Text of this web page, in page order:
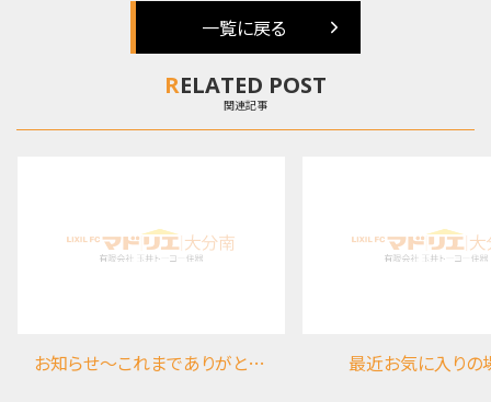
一覧に戻る
RELATED POST
関連記事
お知らせ～これまでありがとうございました 最近お気に入りの